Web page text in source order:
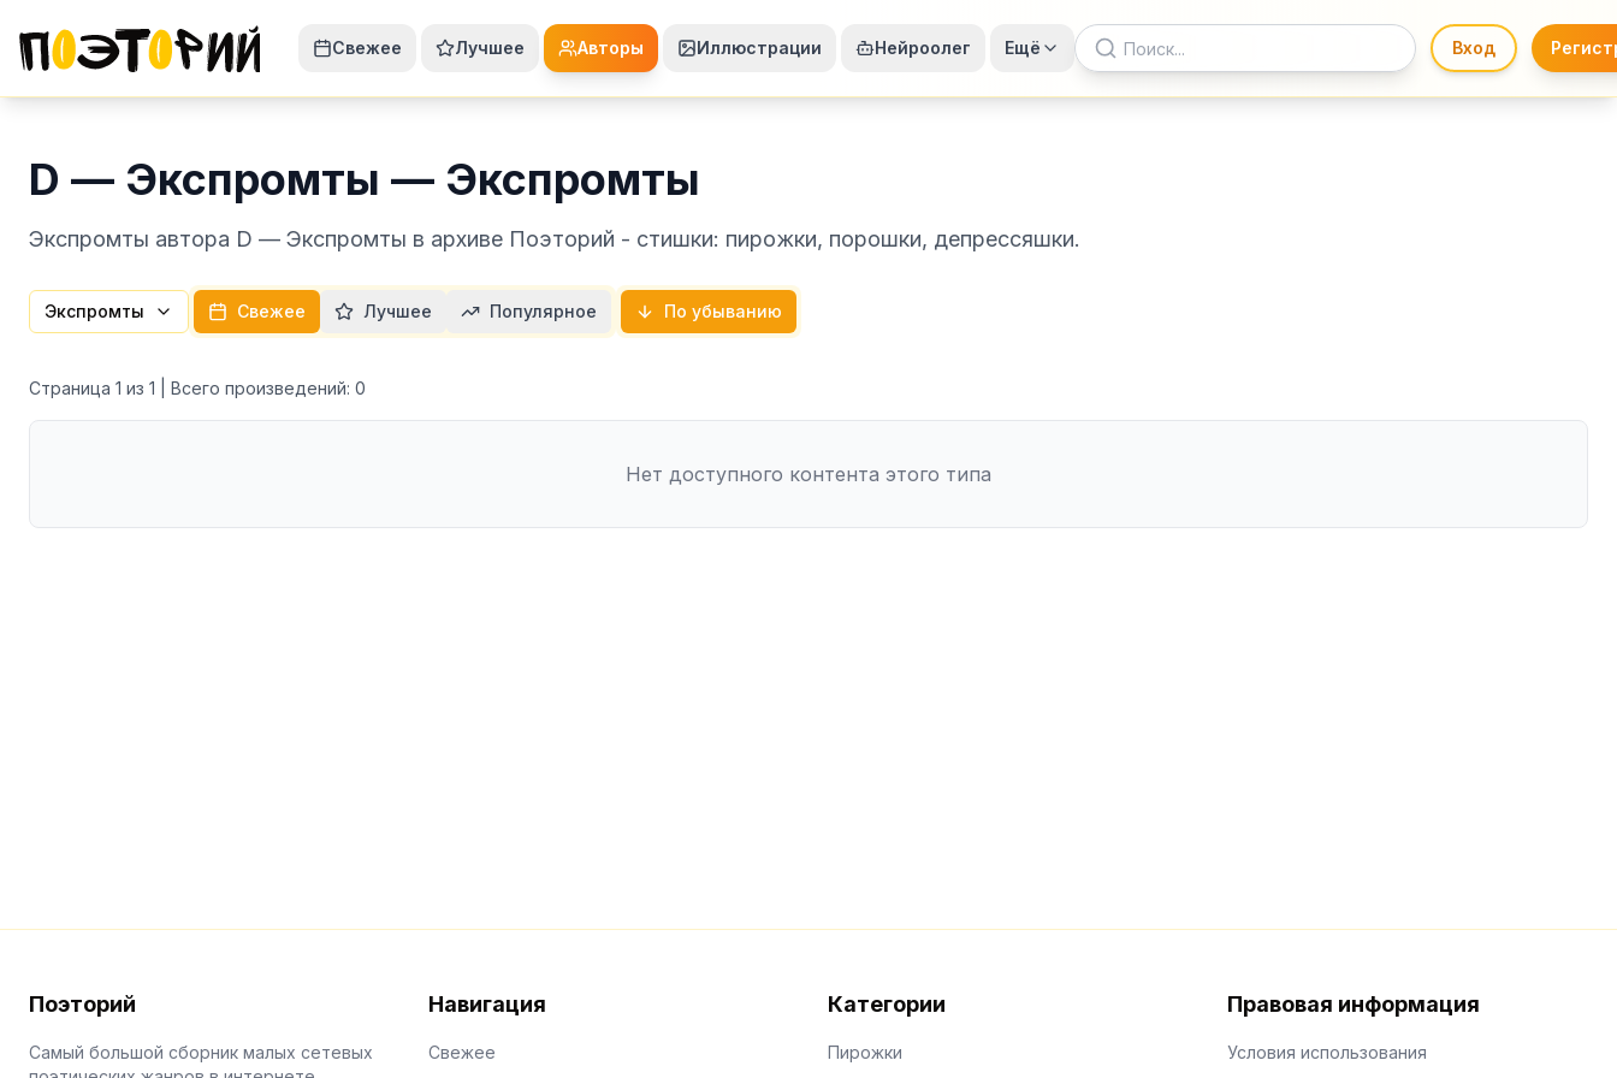
Свежее Лучшее Авторы Иллюстрации Нейроолег Ещё Вход
D — Экспромты — Экспромты
Экспромты автора D — Экспромты в архиве Поэторий - стишки: пирожки, порошки, депрессяшки.
Экспромты Свежее Лучшее Популярное По убыванию
Страница 1 из 1 | Всего произведений: 0
Нет доступного контента этого типа
Поэторий
Самый большой сборник малых сетевых
Навигация
Свежее
Категории
Пирожки
Правовая информация
Условия использования